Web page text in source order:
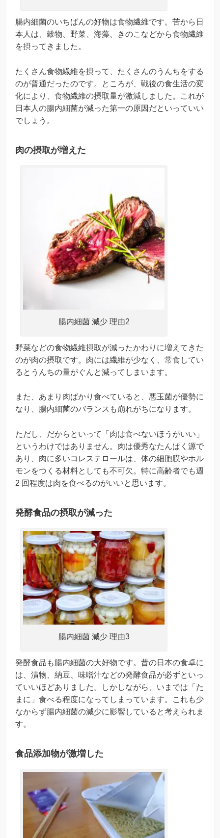
腸内細菌のいちばんの好物は食物繊維です。苦から日
本人は、穀物、野菜、海藻、きのこなどから食物繊維
を摂ってきました。
たくさん食物繊維を摂って、たくさんのうんちをする
のが普通だったのです。ところが、戦後の食生活の変
化により、食物繊維の摂取量が激減しました。これが
日本人の腸内細菌が減った第一の原因だといっていい
でしょう。
肉の摂取が増えた
腸内細菌 減少 理由2
野菜などの食物繊維摂取が減ったかわりに増えてきた
のが肉の摂取です。肉には繊維が少なく、常食してい
るとうんちの量がぐんと減ってしまいます。
また、あまり肉ばかり食べていると、悪玉菌が優勢に
なり、腸内細菌のバランスも崩れがちになります。
ただし、だからといって「肉は食べないほうがいい」
というわけではありません。肉は優秀なたんぱく源で
あり、肉に多いコレステロールは、体の細胞膜やホル
モンをつくる材料としても不可欠。特に高齢者でも週
2 回程度は肉を食べるのがいいと思います。
発酵食品の摂取が減った
腸内細菌 減少 理由3
発酵食品も腸内細菌の大好物です。昔の日本の食卓に
は、漬物、納豆、味噌汁などの発酵食品が必ずといっ
ていいほどありました。しかしながら、いまでは「た
まに」食べる程度になってしまっています。これも少
なからず腸内細菌の減少に影響していると考えられま
す。
食品添加物が激増した